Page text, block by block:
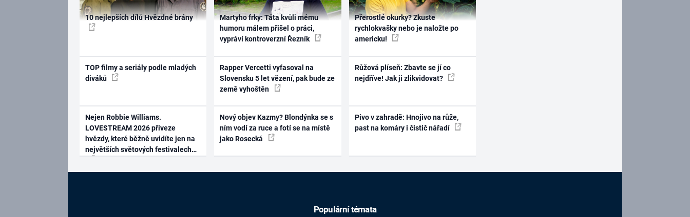
10 nejlepších dílů Hvězdné brány
TOP filmy a seriály podle mladých
diváků
Nejen Robbie Williams.
LOVESTREAM 2026 přiveze
hvězdy, které běžně uvidíte jen na
největších světových festivalech
Martyho frky: Táta kvůli mému
humoru málem přišel o práci,
vypráví kontroverzní Řezník
Rapper Vercetti vyfasoval na
Slovensku 5 let vězení, pak bude ze
země vyhoštěn
Nový objev Kazmy? Blondýnka se s
ním vodí za ruce a fotí se na místě
jako Rosecká
Přerostlé okurky? Zkuste
rychlokvašky nebo je naložte po
americku!
Růžová plíseň: Zbavte se jí co
nejdříve! Jak ji zlikvidovat?
Pivo v zahradě: Hnojivo na růže,
past na komáry i čistič nářadí
Populární témata